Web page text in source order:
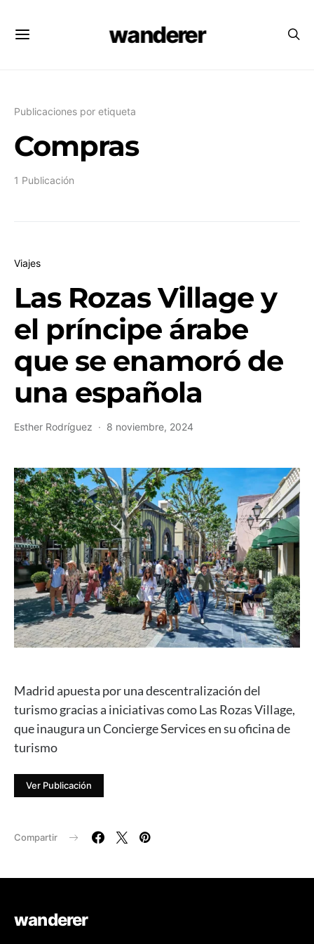
wanderer
Publicaciones por etiqueta
Compras
1 Publicación
Viajes
Las Rozas Village y
el príncipe árabe
que se enamoró de
una española
Esther Rodríguez 8 noviembre, 2024
Madrid apuesta por una descentralización del
turismo gracias a iniciativas como Las Rozas Village,
que inaugura un Concierge Services en su oficina de
turismo
Ver Publicación
Compartir
wanderer